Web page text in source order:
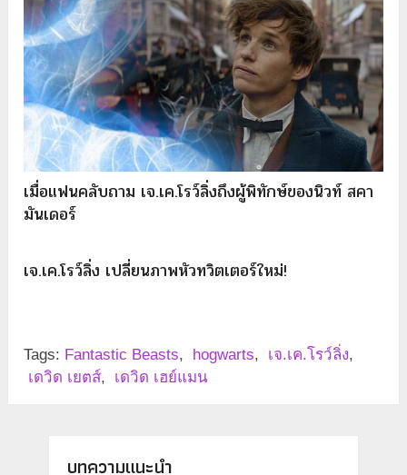
เมื่อแฟนคลับถาม เจ.เค.โรว์ลิ่งถึงผู้พิทักษ์ของนิวท์ สคา
มันเดอร์
เจ.เค.โรว์ลิ่ง เปลี่ยนภาพหัวทวิตเตอร์ใหม่!
Tags: Fantastic Beasts, hogwarts, เจ.เค.โรว์ลิ่ง,
เดวิด เยตส์, เดวิด เฮย์แมน
บทความแนะนำ